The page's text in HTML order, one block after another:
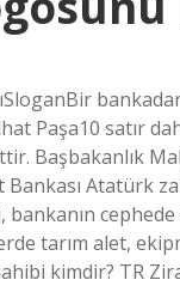
Paşa10 satır
Atatürk
tarım alet,
kimdir? TR